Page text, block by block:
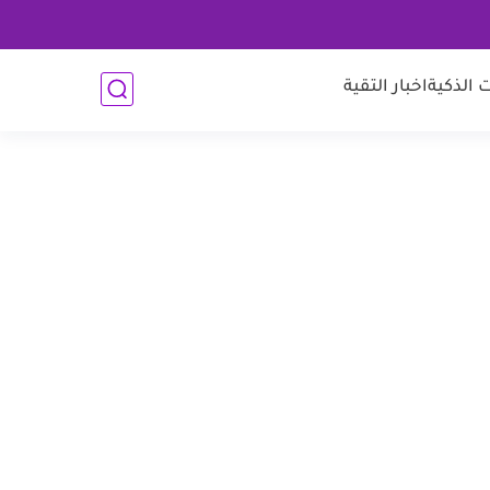
الذكيةاخبار التقية